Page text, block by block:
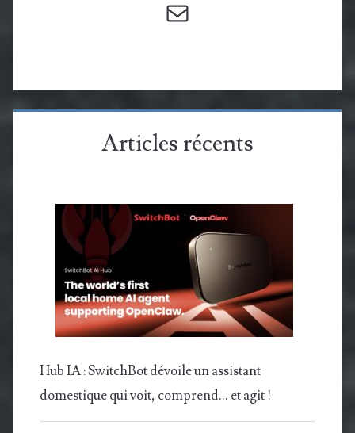
Articles récents
Hub IA : SwitchBot dévoile un assistant
domestique qui voit, comprend… et agit !